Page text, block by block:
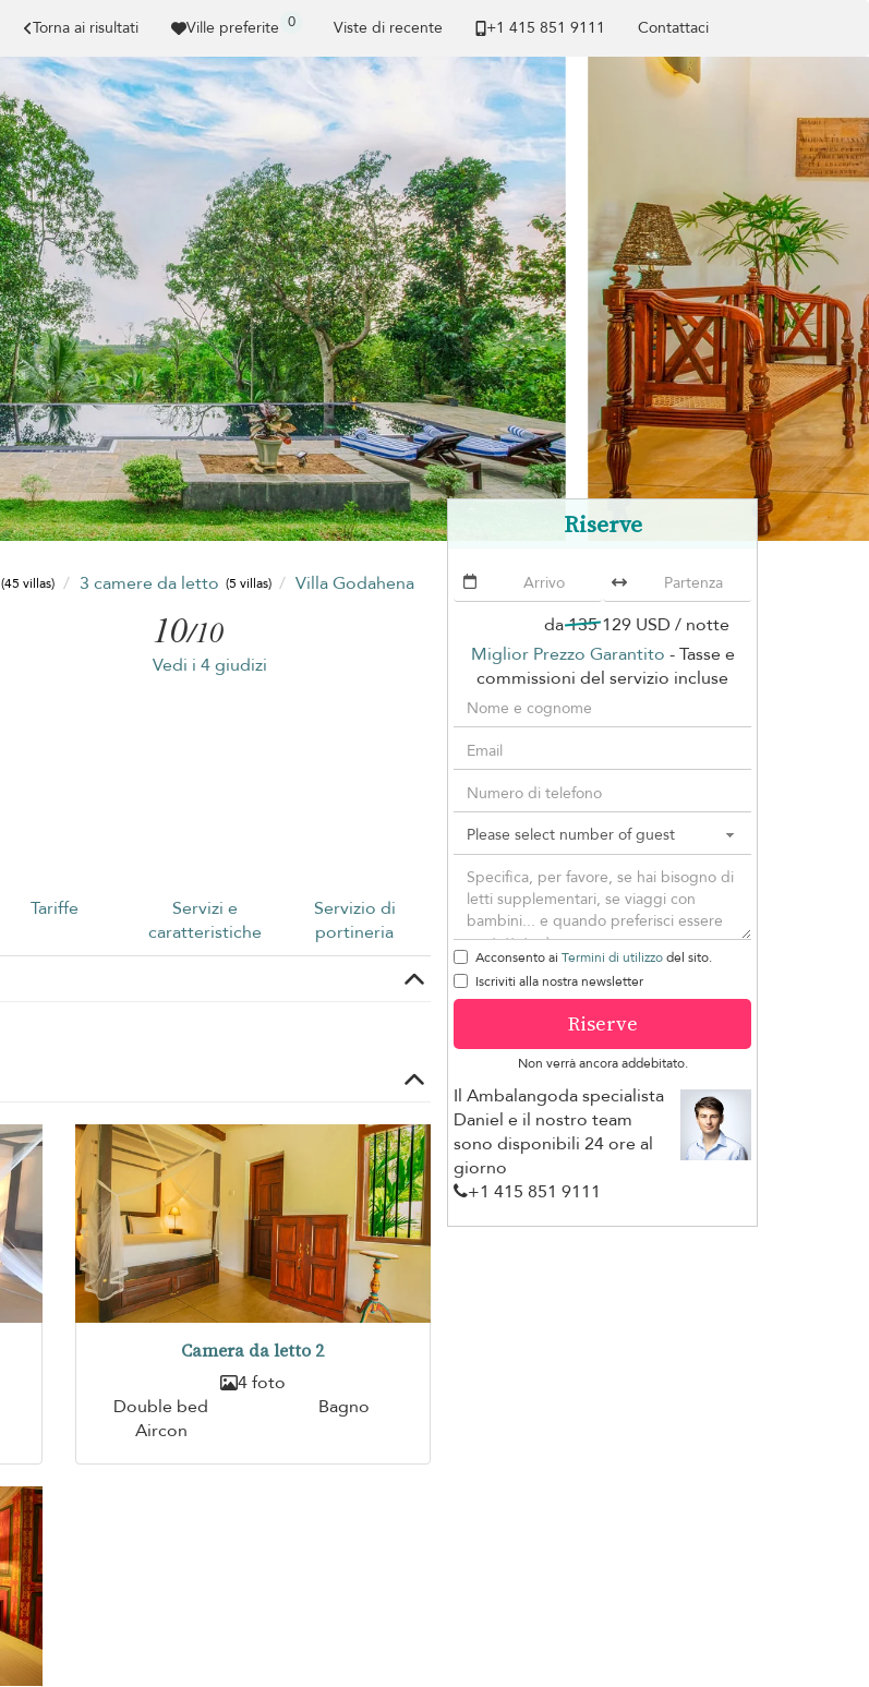
Torna ai risultati Ville preferite 0 Viste di recente +1 ​415 851 9111 Contattaci
(45 villas) 3 camere da letto (5 villas) Villa Godahena
10/10
Vedi i 4 giudizi
Tariffe
Servizi e
caratteristiche
Servizio di
portineria
Camera da letto 2
4 foto
Double bed
Bagno
Aircon
Riserve
da135 129 USD / notte
Miglior Prezzo Garantito - Tasse e
commissioni del servizio incluse
Acconsento ai Termini di utilizzodel sito.
Iscriviti alla nostra newsletter
Riserve
Non verrà ancora addebitato.
Il Ambalangoda specialista
Daniel e il nostro team
sono disponibili 24 ore al
giorno
+1 ​415 851 9111